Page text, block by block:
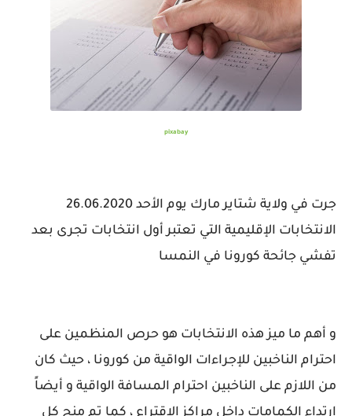
pixabay
جرت في ولاية شتاير مارك يوم الأحد 26.06.2020
الانتخابات الإقليمية التي تعتبر أول انتخابات تجرى بعد
تفشي جائحة كورونا في النمسا
و أهم ما ميز هذه الانتخابات هو حرص المنظمين على
احترام الناخبين للإجراءات الواقية من كورونا ، حيث كان
من اللازم على الناخبين احترام المسافة الواقية و أيضاً
ارتداء الكمامات داخل مراكز الإقتراع ، كما تم منح كل